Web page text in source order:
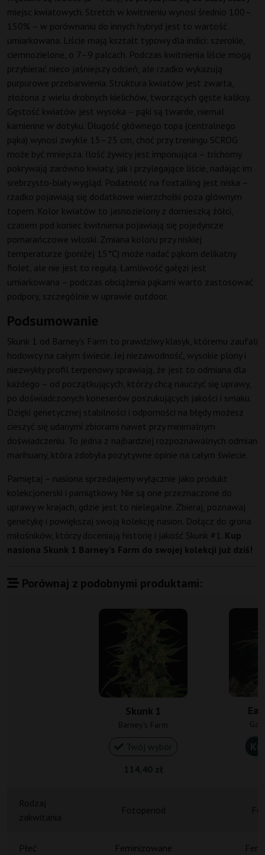
miejsc kwiatowych. Stretch w kwitnieniu wynosi średnio 100–
150% – w porównaniu do innych hybryd jest to wartość
umiarkowana. Liście mają kształt typowy dla indici: szerokie,
ciemnozielone, o 7–9 palcach. Podczas kwitnienia liście mogą
przybierać nieco jaśniejszy odcień, ale rzadko wykazują
purpurowe przebarwienia. Struktura kwiatów jest zwarta,
złożona z wielu drobnych kielichów, tworzących gęste kaliksy.
Gęstość kwiatów jest wysoka – pąki są twarde, niemal
kamienne w dotyku. Długość głównego topa (centralnego
pąka) wynosi zwykle 15–25 cm, choć przy treningu SCROG
może być mniejsza. Ilość żywicy jest imponująca – trichomy
pokrywają zarówno kwiaty, jak i przylegające liście, nadając im
srebrzysto-biały wygląd. Podatność na foxtailing jest niska –
rzadko pojawiają się dodatkowe wierzchołki poza głównym
topem. Kolor kwiatów to jasnozielony z domieszką żółci,
czasem pod koniec kwitnienia pojawiają się pojedyncze
pomarańczowe włoski. Zmiana koloru przy niskiej
temperaturze (poniżej 15°C) może nadać pąkom delikatny
fiolet, ale nie jest to regułą. Łamliwość gałęzi jest
umiarkowana – podczas obciążenia pąkami warto zastosować
podpory, szczególnie w uprawie outdoor.
Podsumowanie
Skunk 1 od Barney’s Farm to prawdziwy klasyk, któremu zaufali
hodowcy na całym świecie. Jej niezawodność, wysokie plony i
niezwykły profil terpenowy sprawiają, że jest to odmiana dla
każdego – od początkujących, którzy chcą nauczyć się uprawy,
po doświadczonych koneserów poszukujących jakości i smaku.
Dzięki genetycznej stabilności i odporności na błędy możesz
cieszyć się udanymi zbiorami nawet przy minimalnym
doświadczeniu. To jedna z najbardziej rozpoznawalnych odmian
marihuany, która zdobyła pozytywne opinie na całym świecie.
Pamiętaj – nasiona sprzedajemy wyłącznie jako produkt
kolekcjonerski i pamiątkowy. Nie są one przeznaczone do
uprawy w krajach, gdzie jest to nielegalne. Zbieraj, poznawaj
genetykę i powiększaj swoją kolekcję nasion. Dołącz do grona
miłośników, którzy doceniają historię i jakość Skunk #1. Kup
nasiona Skunk 1 Barney’s Farm do swojej kolekcji już dziś!
Porównaj z podobnymi produktami:
Skunk 1
Barney's Farm
Płeć Feminizowane